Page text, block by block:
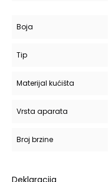
Boja
Tip
Materijal kućišta
Vrsta aparata
Broj brzine
Deklaracija